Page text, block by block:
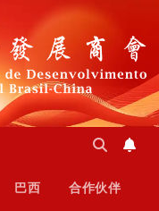
巴西 合作伙伴